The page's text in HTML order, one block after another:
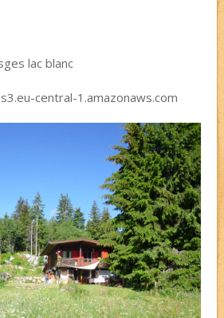
central-1.amazonaws.com